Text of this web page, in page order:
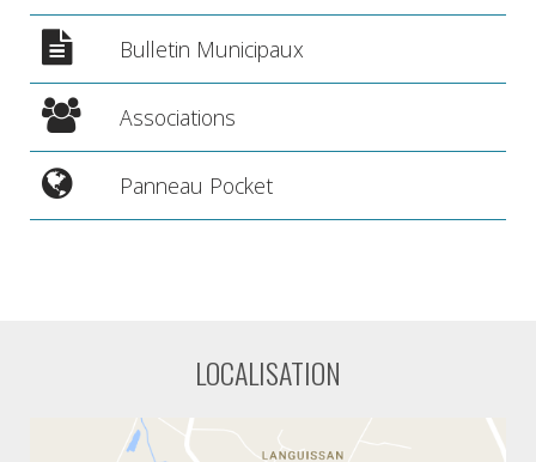
Bulletin Municipaux
Associations
Panneau Pocket
LOCALISATION